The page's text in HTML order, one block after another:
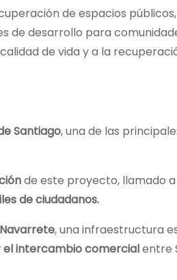
de espacios
de desarrollo para
de vida y a la
Santiago, una de las
de este proyecto, llamado a
de ciudadanos.
, una infraestructura
intercambio comercialentre